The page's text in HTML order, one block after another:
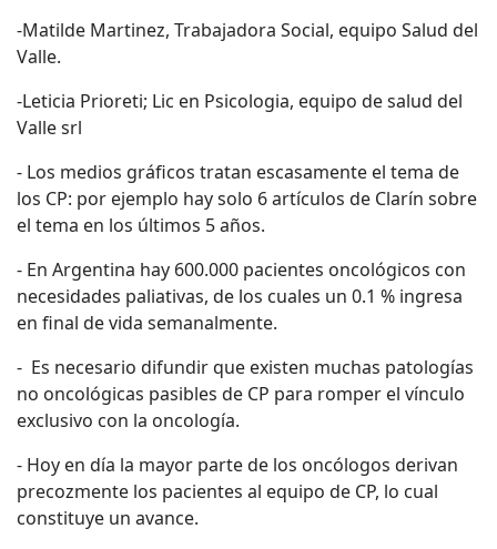
-Matilde Martinez, Trabajadora Social, equipo Salud del
Valle.
-Leticia Prioreti; Lic en Psicologia, equipo de salud del
Valle srl
- Los medios gráficos tratan escasamente el tema de
los CP: por ejemplo hay solo 6 artículos de Clarín sobre
el tema en los últimos 5 años.
- En Argentina hay 600.000 pacientes oncológicos con
necesidades paliativas, de los cuales un 0.1 % ingresa
en final de vida semanalmente.
- Es necesario difundir que existen muchas patologías
no oncológicas pasibles de CP para romper el vínculo
exclusivo con la oncología.
- Hoy en día la mayor parte de los oncólogos derivan
precozmente los pacientes al equipo de CP, lo cual
constituye un avance.